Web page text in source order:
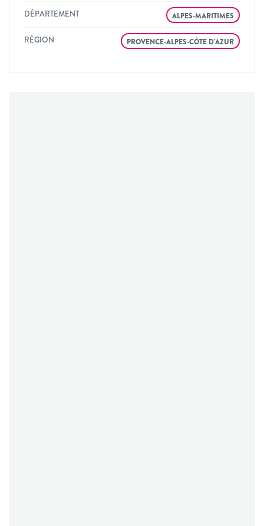
DÉPARTEMENT ALPES-MARITIMES
RÉGION PROVENCE-ALPES-CÔTE D'AZUR